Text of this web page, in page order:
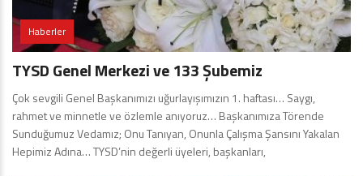
Haberler
TYSD Genel Merkezi ve 133 Şubemiz
Çok sevgili Genel Başkanımızı uğurlayışımızın 1. haftası… Saygı,
rahmet ve minnetle ve özlemle anıyoruz… Başkanımıza Törende
Sunduğumuz Vedamız; Onu Tanıyan, Onunla Çalışma Şansını Yakalan
Hepimiz Adına… TYSD’nin değerli üyeleri, başkanları,